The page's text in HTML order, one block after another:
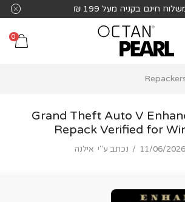
חינם בקניה מעל 199 ₪
0
Grand Theft Auto V
Repack Verified for
/ נכתב ע"י אילנה